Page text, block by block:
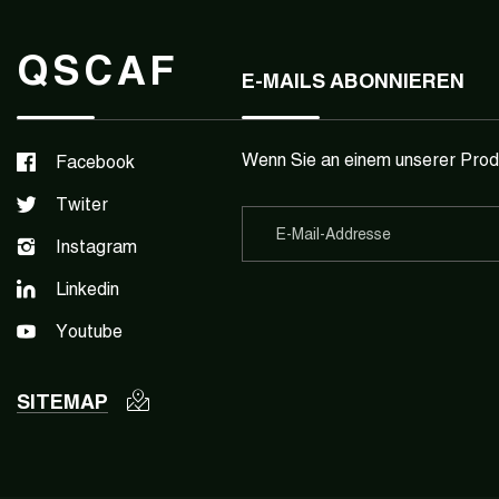
QSCAF
Facebook
Twiter
Instagram
Linkedin
Youtube
SITEMAP
E-MAILS ABONNIEREN
Wenn Sie an einem unserer